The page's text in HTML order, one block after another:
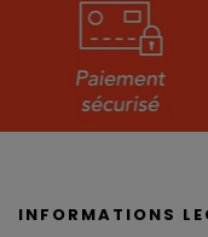
INFORMATIONS